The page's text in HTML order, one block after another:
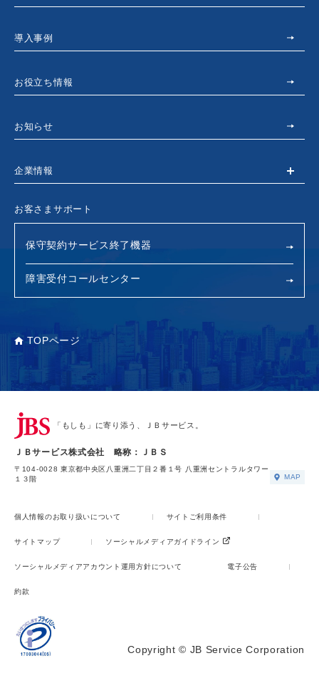
導入事例
お役立ち情報
お知らせ
企業情報
お客さまサポート
保守契約サービス終了機器
障害受付コールセンター
TOPページ
「もしも」に寄り添う、ＪＢサービス。
ＪＢサービス株式会社 略称：ＪＢＳ
〒104-0028 東京都中央区八重洲二丁目２番１号 八重洲セントラルタワー
１３階
MAP
個人情報のお取り扱いについて サイトご利用条件
サイトマップ ソーシャルメディアガイドライン
ソーシャルメディアアカウント運用方針について 電子公告
約款
Copyright © JB Service Corporation